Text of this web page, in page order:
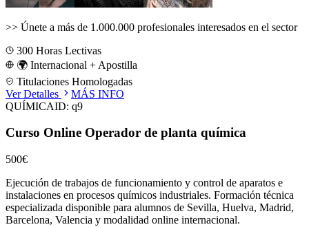
>> Únete a más de 1.000.000 profesionales interesados en el sector
300 Horas Lectivas
🌍 Internacional + Apostilla
Titulaciones Homologadas
Ver Detalles
MÁS INFO
QUÍMICAID: q9
Curso Online Operador de planta química
500€
Ejecución de trabajos de funcionamiento y control de aparatos e
instalaciones en procesos químicos industriales. Formación técnica
especializada disponible para alumnos de Sevilla, Huelva, Madrid,
Barcelona, Valencia y modalidad online internacional.